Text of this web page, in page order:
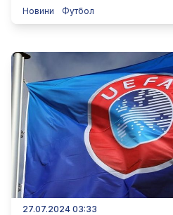
Новини Футбол
27.07.2024 03:33